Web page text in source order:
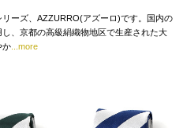
ーズ、AZZURRO(アズーロ)です。国内の
、京都の高級絹織物地区で生産された大
か ...more